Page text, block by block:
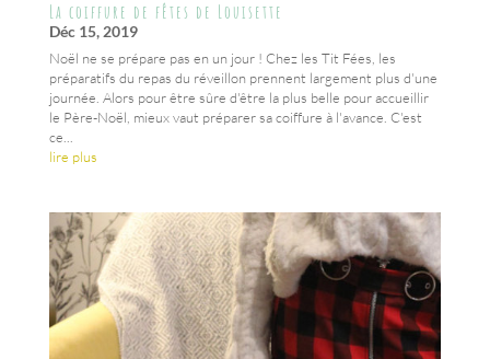
La coiffure de fêtes de Louisette
Déc 15, 2019
Noël ne se prépare pas en un jour ! Chez les Tit Fées, les
préparatifs du repas du réveillon prennent largement plus d'une
journée. Alors pour être sûre d'être la plus belle pour accueillir
le Père-Noël, mieux vaut préparer sa coiffure à l'avance. C'est
ce...
lire plus